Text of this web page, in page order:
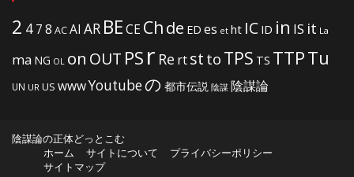
2 478 ACAI AR BECE Chde ED es et ht IC ID in IS it La
ma NG OL on OUT PSr Re rtsttoTPS TS TTPTu
UN UR US wwwYoutubeの 都市伝説 陰謀 陰謀論
陰謀論の正体どっとこむ
ホーム
サイトについて
プライバシーポリシー
サイトマップ